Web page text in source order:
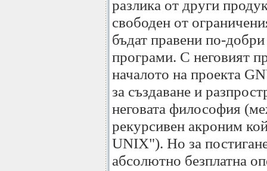
разлика от други
свободен от
бъдат правени по-
програми. С неговият
началото на проекта
за създаване и
неговата философия
рекурсивен акроним
UNIX"). Но за
абсолютно безплатна